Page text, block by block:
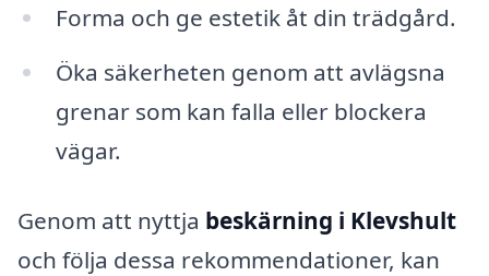
Forma och ge estetik åt din trädgård.
Öka säkerheten genom att avlägsna
grenar som kan falla eller blockera
vägar.
Genom att nyttja beskärning i Klevshult
och följa dessa rekommendationer, kan